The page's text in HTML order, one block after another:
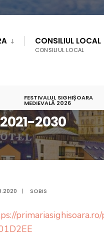
CONSILIUL LOCAL
CONSILIUL LOCAL
FESTIVALUL SIGHIȘOARA
MEDIEVALĂ 2026
2021-2030
2021-2030
| SOBIS